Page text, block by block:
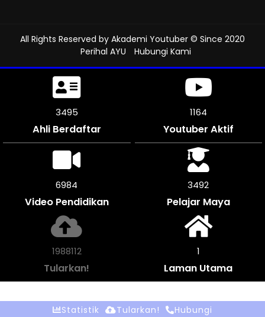
All Rights Reserved by Akademi Youtuber © Since 2020
Perihal AYU
Hubungi Kami
3849
Ahli Berdaftar
1283
Youtuber Aktif
7692
Video Pendidikan
3846
Pelajar Maya
2189656
Tularkan!
1
Laman Utama
Statistik Tularkan! Hubungi